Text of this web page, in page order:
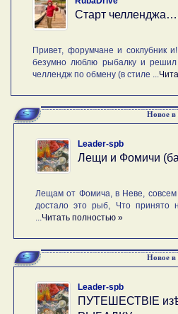
Старт
Привет, форумчане и
безумно люблю рыбалку и решил
челлендж по обмену (в стиле ...
Новое в
Leader-spb
Лещи и Фомичи
Лещам от Фомича, в Неве,
достало это рыб, Что принято
Читать полностью »
Новое в
Leader-spb
ПУТЕШЕСТВIE